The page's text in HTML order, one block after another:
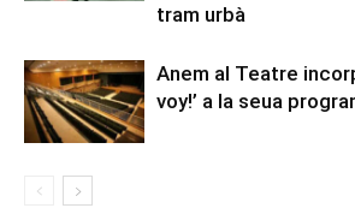
tram urbà
Anem al Teatre
voy!’ a la seua